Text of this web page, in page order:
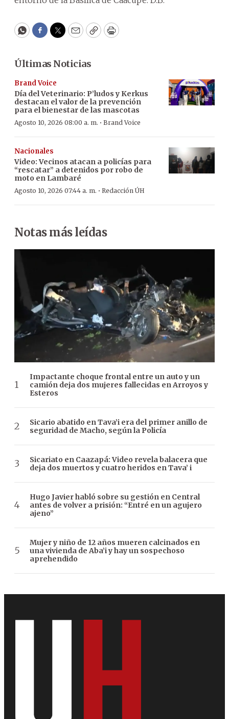
WhatsApp
Facebook
Twitter
EmailCopyPrint
Últimas Noticias
Brand Voice
Día del Veterinario: P’ludos y Kerkus
destacan el valor de la prevención
para el bienestar de las mascotas
Agosto 10, 2026 08:00 a. m. · Brand Voice
Nacionales
Video: Vecinos atacan a policías para
“rescatar” a detenidos por robo de
moto en Lambaré
Agosto 10, 2026 07:44 a. m. · Redacción ÚH
Notas más leídas
Impactante choque frontal entre un auto y un
camión deja dos mujeres fallecidas en Arroyos y
Esteros
Sicario abatido en Tava’i era del primer anillo de
seguridad de Macho, según la Policía
Sicariato en Caazapá: Video revela balacera que
deja dos muertos y cuatro heridos en Tava’ i
Hugo Javier habló sobre su gestión en Central
antes de volver a prisión: “Entré en un agujero
ajeno”
Mujer y niño de 12 años mueren calcinados en
una vivienda de Aba’i y hay un sospechoso
aprehendido